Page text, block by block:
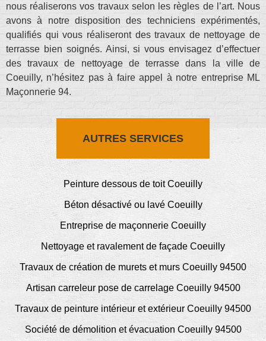
nous réaliserons vos travaux selon les règles de l’art. Nous
avons à notre disposition des techniciens expérimentés,
qualifiés qui vous réaliseront des travaux de nettoyage de
terrasse bien soignés. Ainsi, si vous envisagez d’effectuer
des travaux de nettoyage de terrasse dans la ville de
Coeuilly, n’hésitez pas à faire appel à notre entreprise ML
Maçonnerie 94.
AUTRES SERVICES
Peinture dessous de toit Coeuilly
Béton désactivé ou lavé Coeuilly
Entreprise de maçonnerie Coeuilly
Nettoyage et ravalement de façade Coeuilly
Travaux de création de murets et murs Coeuilly 94500
Artisan carreleur pose de carrelage Coeuilly 94500
Travaux de peinture intérieur et extérieur Coeuilly 94500
Société de démolition et évacuation Coeuilly 94500